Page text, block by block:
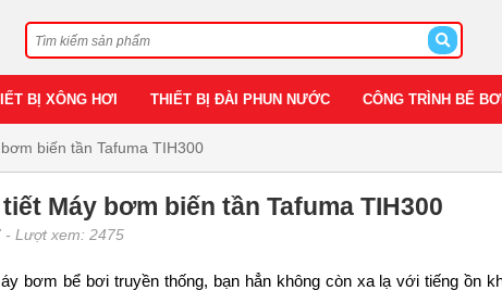
BỊ XÔNG HƠI THIẾT BỊ ĐÀI PHUN NƯỚC CÔNG TRÌNH BỂ BƠI
biến tần Tafuma TIH300
Máy bơm biến tần Tafuma TIH300
- Lượt xem: 2475
bơm bể bơi truyền thống, bạn hẳn không còn xa lạ với tiếng ồn